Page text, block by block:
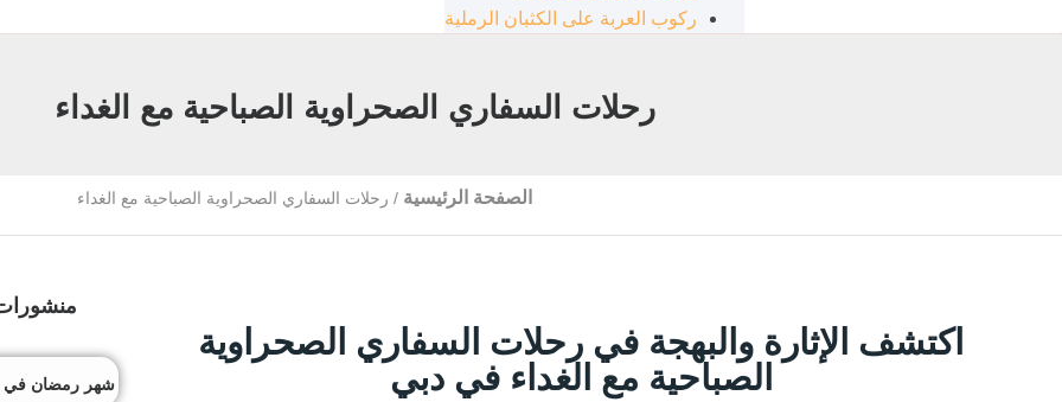
ركوب العربة على الكثبان الرملية
رحلات السفاري الصحراوية الصباحية مع الغداء
الصفحة الرئيسية / رحلات السفاري الصحراوية الصباحية مع الغداء
اكتشف الإثارة والبهجة في رحلات السفاري الصحراوية
الصباحية مع الغداء في دبي
شهر رمضان في